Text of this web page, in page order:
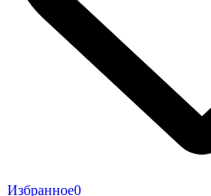
Избранное0